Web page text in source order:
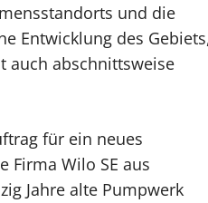
und die
Entwicklung des
auch abschnittsweise
für ein neues
Firma Wilo SE aus
Jahre alte Pumpwerk